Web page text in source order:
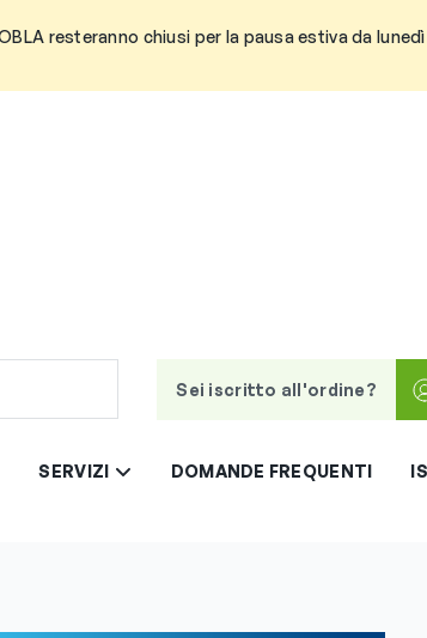
resteranno chiusi per la pausa estiva da
Sei iscritto all'ordine?
SERVIZI DOMANDE FREQUENTI